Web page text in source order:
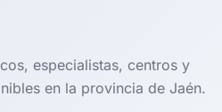
especialistas, centros y
en la provincia de Jaén.